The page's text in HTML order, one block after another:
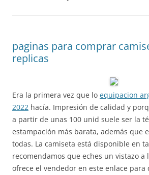
paginas para comprar
replicas
Era la primera vez que lo equipacion
2022 hacía. Impresión de calidad y
a partir de unas 100 unid suele ser la
estampación más barata, además que
todas. La camiseta está disponible en
recomendamos que eches un vistazo a
ofrece el vendedor en este enlace para